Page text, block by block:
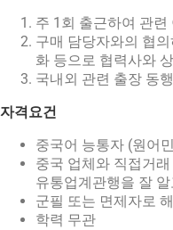
주 1회 출근하여 관련
구매 담당자와의 협
화 등으로 협력사와
국내외 관련 출장 동
자격요건
중국어 능통자 (원어
중국 업체와 직접거
유통업계관행을 잘
군필 또는 면제자로
학력 무관